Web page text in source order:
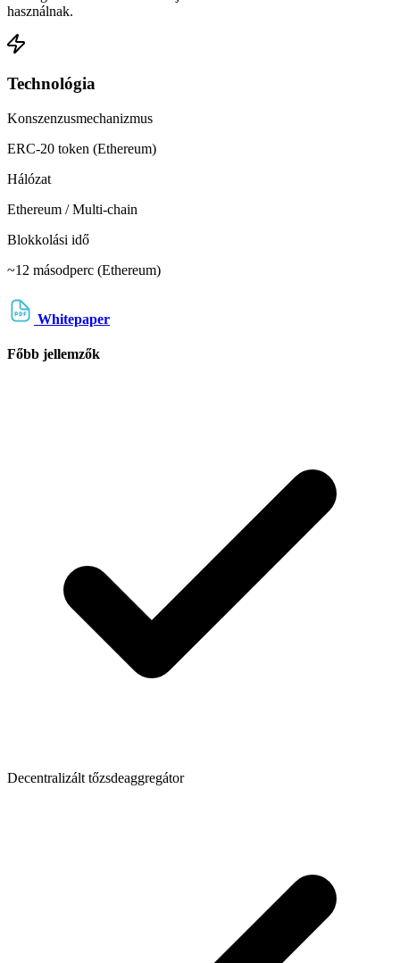
használnak.
Technológia
Konszenzusmechanizmus
ERC-20 token (Ethereum)
Hálózat
Ethereum / Multi-chain
Blokkolási idő
~12 másodperc (Ethereum)
Whitepaper
Főbb jellemzők
Decentralizált tőzsdeaggregátor